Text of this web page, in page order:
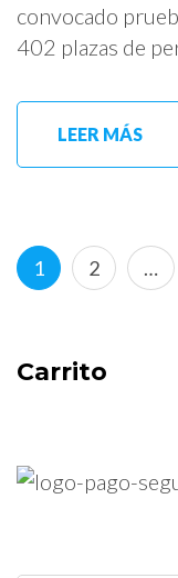
convocado
402 plazas de
LEER MÁS
Paginación
de
Página
1 Página
2 …
Carrito